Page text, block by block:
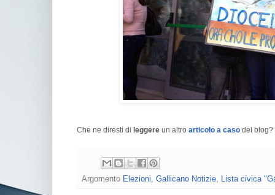
Che ne diresti di leggere un altro articolo a caso del blog?
Argomento Elezioni Gallicano Notizie Lista civica